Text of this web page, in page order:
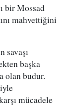
bir Mossad
mahvettiğini
savaşı
başka
olan budur.
mücadele